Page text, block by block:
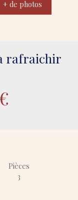
+ de photos
rafraichir
Pièces
3